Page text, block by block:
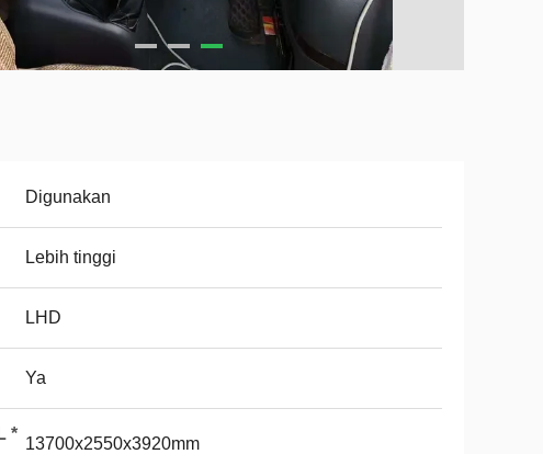
Digunakan
Lebih tinggi
LHD
Ya
*
13700x2550x3920mm